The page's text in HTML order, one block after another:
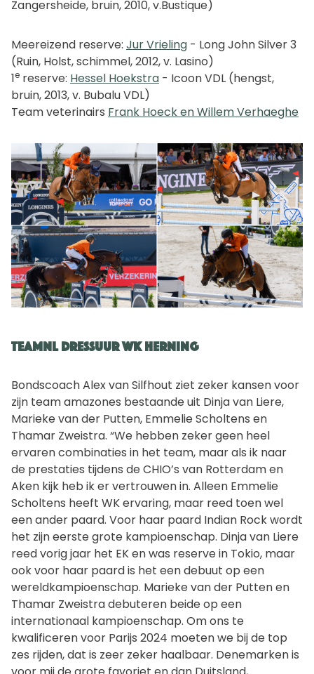
Zangersheide, bruin, 2010, v.Bustique)
Meereizend reserve: Jur Vrieling - Long John Silver 3
(Ruin, Holst, schimmel, 2012, v. Lasino)
1e reserve: Hessel Hoekstra - Icoon VDL (hengst,
bruin, 2013, v. Bubalu VDL)
Team veterinairs Frank Hoeck en Willem Verhaeghe
TeamNL dressuur WK Herning
Bondscoach Alex van Silfhout ziet zeker kansen voor
zijn team amazones bestaande uit Dinja van Liere,
Marieke van der Putten, Emmelie Scholtens en
Thamar Zweistra. “We hebben zeker geen heel
ervaren combinaties in het team, maar als ik naar
de prestaties tijdens de CHIO’s van Rotterdam en
Aken kijk heb ik er vertrouwen in. Alleen Emmelie
Scholtens heeft WK ervaring, maar reed toen wel
een ander paard. Voor haar paard Indian Rock wordt
het zijn eerste grote kampioenschap. Dinja van Liere
reed vorig jaar het EK en was reserve in Tokio, maar
ook voor haar paard is het een debuut op een
wereldkampioenschap. Marieke van der Putten en
Thamar Zweistra debuteren beide op een
internationaal kampioenschap. Om ons te
kwalificeren voor Parijs 2024 moeten we bij de top
zes rijden, dat is zeer zeker haalbaar. Denemarken is